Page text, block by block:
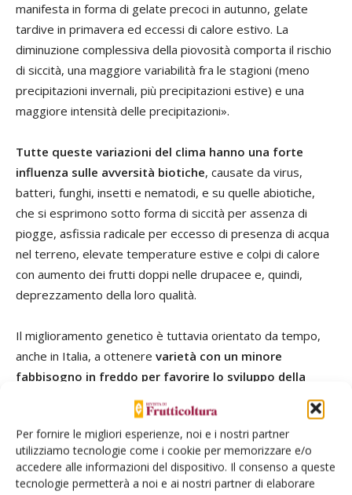
Per fornire le migliori esperienze, noi e i nostri partner
utilizziamo tecnologie come i cookie per memorizzare e/o
accedere alle informazioni del dispositivo. Il consenso a queste
tecnologie permetterà a noi e ai nostri partner di elaborare
manifesta in forma di gelate precoci in autunno, gelate
tardive in primavera ed eccessi di calore estivo. La
diminuzione complessiva della piovosità comporta il rischio
di siccità, una maggiore variabilità fra le stagioni (meno
precipitazioni invernali, più precipitazioni estive) e una
maggiore intensità delle precipitazioni».
Tutte queste variazioni del clima hanno una forte
influenza sulle avversità biotiche, causate da virus,
batteri, funghi, insetti e nematodi, e su quelle abiotiche,
che si esprimono sotto forma di siccità per assenza di
piogge, asfissia radicale per eccesso di presenza di acqua
nel terreno, elevate temperature estive e colpi di calore
con aumento dei frutti doppi nelle drupacee e, quindi,
deprezzamento della loro qualità.
Il miglioramento genetico è tuttavia orientato da tempo,
anche in Italia, a ottenere varietà con un minore
fabbisogno in freddo per favorire lo sviluppo della
frutticoltura negli areali meridionali
, ha puntualizzato
«Per l’albicocco l’origine delle varietà adatte a superare
positivamente gli inverni miti è l’areale nordafricano che